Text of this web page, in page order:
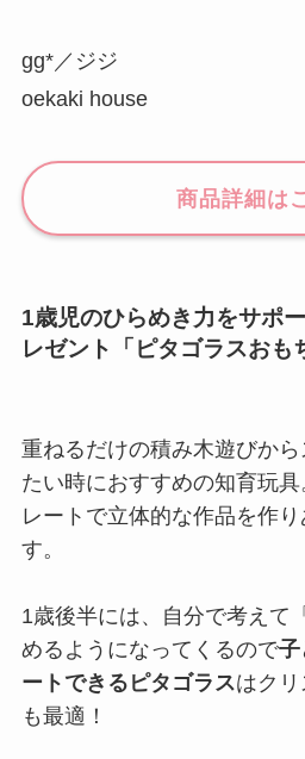
gg*／ジジ
oekaki house
商品詳細は
1歳児のひらめき力をサポ
レゼント「ピタゴラスおも
重ねるだけの積み木遊びか
たい時におすすめの知育玩
レートで立体的な作品を作
す。
1歳後半には、自分で考えて
めるようになってくるので子
ートできるピタゴラスはク
も最適！